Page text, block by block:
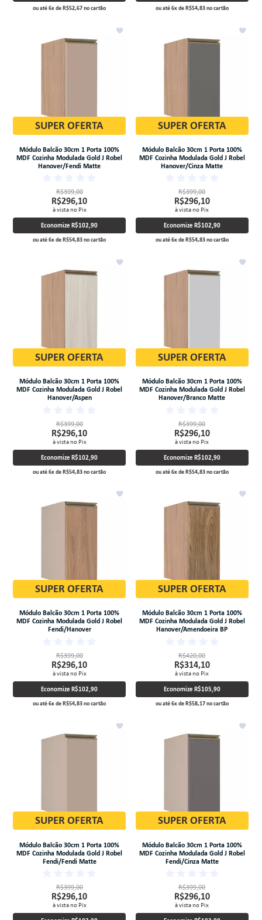
ou até6xdeR$52,67no cartão ou até6xdeR$54,83no cartão
SUPER OFERTA
Módulo Balcão 30cm 1 Porta 100%
MDF Cozinha Modulada Gold J Robel
Hanover/Fendi Matte
R$399,00
R$296,10
à vista no Pix
EconomizeR$102,90
ou até6xdeR$54,83no cartão
SUPER OFERTA
Módulo Balcão 30cm 1 Porta 100%
MDF Cozinha Modulada Gold J Robel
Hanover/Cinza Matte
R$399,00
R$296,10
à vista no Pix
Economize R$102,90
ou até6xdeR$54,83no cartão
SUPER OFERTA
Módulo Balcão 30cm 1 Porta 100%
MDF Cozinha Modulada Gold J Robel
Hanover/Aspen
R$399,00
R$296,10
à vista no Pix
EconomizeR$102,90
ou até6xdeR$54,83no cartão
SUPER OFERTA
Módulo Balcão 30cm 1 Porta 100%
MDF Cozinha Modulada Gold J Robel
Hanover/Branco Matte
R$399,00
R$296,10
à vista no Pix
Economize R$102,90
ou até6xdeR$54,83no cartão
SUPER OFERTA
Módulo Balcão 30cm 1 Porta 100%
MDF Cozinha Modulada Gold J Robel
Fendi/Hanover
R$399,00
R$296,10
à vista no Pix
EconomizeR$102,90
ou até6xdeR$54,83no cartão
SUPER OFERTA
Módulo Balcão 30cm 1 Porta 100%
MDF Cozinha Modulada Gold J Robel
Hanover/Amendoeira BP
R$420,00
R$314,10
à vista no Pix
Economize R$105,90
ou até6xdeR$58,17no cartão
SUPER OFERTA
Módulo Balcão 30cm 1 Porta 100%
MDF Cozinha Modulada Gold J Robel
Fendi/Fendi Matte
R$399,00
R$296,10
à vista no Pix
SUPER OFERTA
Módulo Balcão 30cm 1 Porta 100%
MDF Cozinha Modulada Gold J Robel
Fendi/Cinza Matte
R$399,00
R$296,10
à vista no Pix